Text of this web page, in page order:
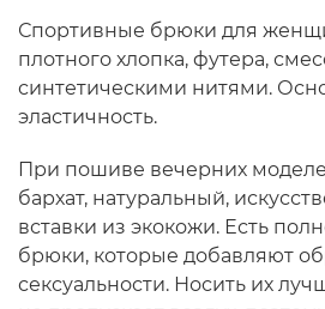
Спортивные брюки для
плотного хлопка, футера,
синтетическими нитями.
эластичность.
При пошиве вечерних
бархат, натуральный,
вставки из экокожи. Есть
брюки, которые добавляют
сексуальности. Носить их